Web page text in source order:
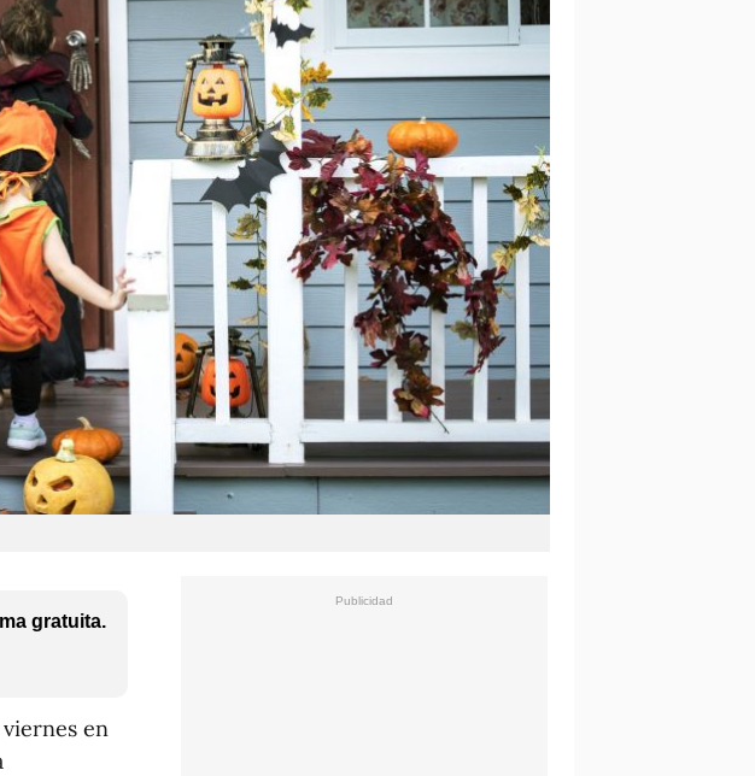
gratuita.
en